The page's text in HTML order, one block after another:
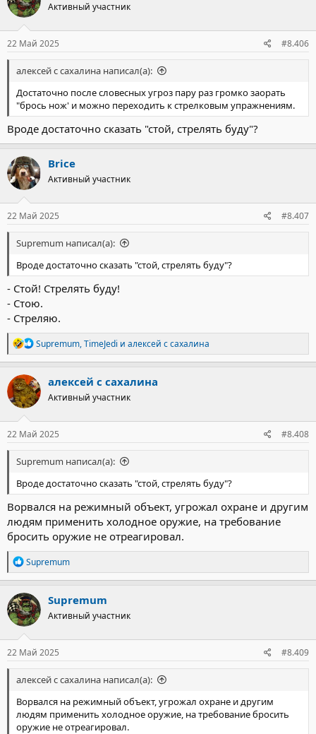
А вот был бы у них короткоствол (с)
Активный участник
22 Май 2025 #8.406
алексей с сахалина написал(а):
Достаточно после словесных угроз пару раз громко заорать
"брось нож' и можно переходить к стрелковым упражнениям.
Вроде достаточно сказать "стой, стрелять буду"?
Brice
Активный участник
22 Май 2025 #8.407
Supremum написал(а):
Вроде достаточно сказать "стой, стрелять буду"?
- Стой! Стрелять буду!
- Стою.
- Стреляю.
Р
е
а
к
ц
и
:
Supremum,TimeJedi и алексей с сахалина
алексей с сахалина
Активный участник
22 Май 2025 #8.408
Supremum написал(а):
Вроде достаточно сказать "стой, стрелять буду"?
Ворвался на режимный объект, угрожал охране и другим
людям применить холодное оружие, на требование
бросить оружие не отреагировал.
Р
е
а
к
ц
и
и
:
Supremum
Supremum
Активный участник
22 Май 2025 #8.409
алексей с сахалина написал(а):
Ворвался на режимный объект, угрожал охране и другим
людям применить холодное оружие, на требование бросить
оружие не отреагировал.